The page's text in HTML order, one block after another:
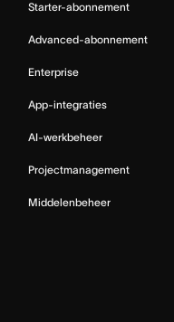
Starter-abonnement
Advanced-abonnement
Enterprise
App-integraties
AI-werkbeheer
Projectmanagement
Middelenbeheer